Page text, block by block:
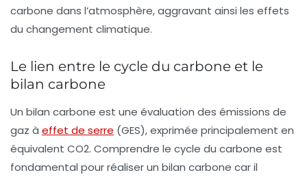
carbone dans l’atmosphère, aggravant ainsi les effets
du changement climatique.
Le lien entre le cycle du carbone et le
bilan carbone
Un bilan carbone est une évaluation des émissions de
gaz à effet de serre (GES), exprimée principalement en
équivalent CO2. Comprendre le cycle du carbone est
fondamental pour réaliser un bilan carbone car il